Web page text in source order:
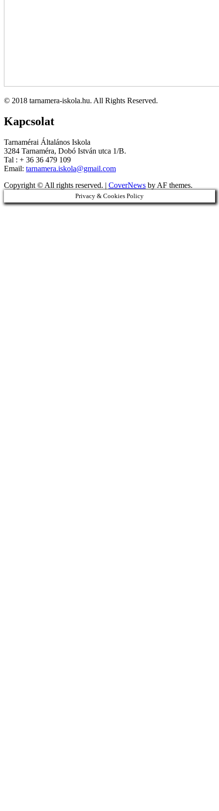
© 2018 tarnamera-iskola.hu. All Rights Reserved.
Kapcsolat
Tarnamérai Általános Iskola
3284 Tarnaméra, Dobó István utca 1/B.
Tal : + 36 36 479 109
Email: tarnamera.iskola@gmail.com
Copyright © All rights reserved. | CoverNews by AF themes.
Privacy & Cookies Policy